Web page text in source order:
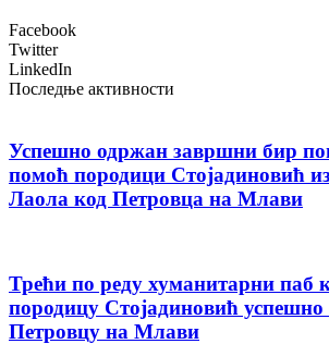
Facebook
Twitter
LinkedIn
Последње активности
Успешно одржан завршни бир
помоћ породици Стојадиновић
Лаола код Петровца на Млави
Трећи по реду хуманитарни паб
породицу Стојадиновић
Петровцу на Млави